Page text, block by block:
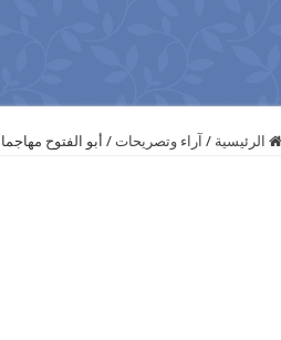
الرئيسية / آراء وتصريحات / أبو الفتوح